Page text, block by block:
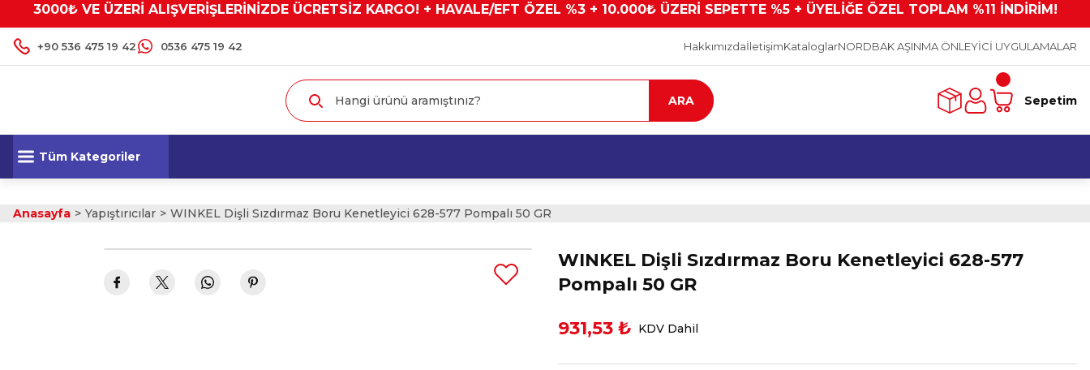
3000₺ VE ÜZERİ ALIŞVERİŞLERİNİZDE ÜCRETSİZ KARGO! + HAVALE/EFT ÖZEL %3 + 10.000₺ ÜZERİ SEPETTE %5 + ÜYELİĞE ÖZEL TOPLAM %11 İNDİRİM!
+90 536 475 19 42 0536 475 19 42 HakkımızdaİletişimKataloglarNORDBAK AŞINMA ÖNLEYİCİ UYGULAMALAR
ARA Sepetim
Tüm Kategoriler
Anasayfa Yapıştırıcılar WINKEL Dişli Sızdırmaz Boru Kenetleyici 628-577 Pompalı 50 GR
WINKEL Dişli Sızdırmaz Boru Kenetleyici 628-577
Pompalı 50 GR
931,53 ₺ KDV Dahil